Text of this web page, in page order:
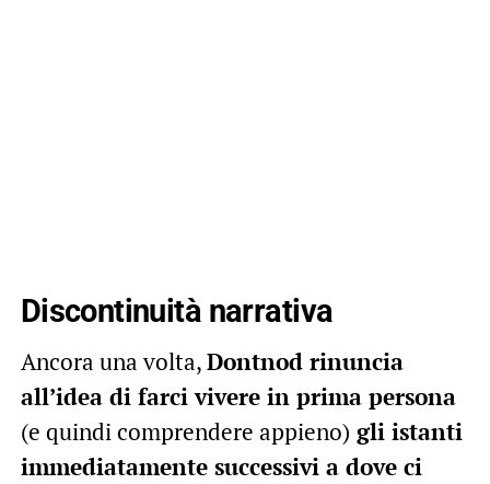
Discontinuità narrativa
Ancora una volta,Dontnod rinuncia
all’idea di farci vivere in prima persona
(e quindi comprendere appieno) gli istanti
immediatamente successivi a dove ci